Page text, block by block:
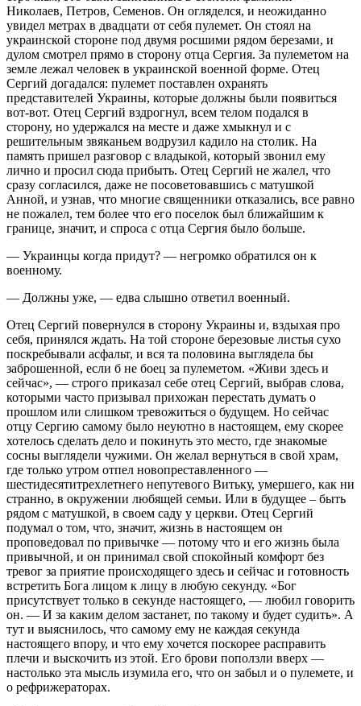
Николаев, Петров, Семенов. Он огляделся, и неожиданно
увидел метрах в двадцати от себя пулемет. Он стоял на
украинской стороне под двумя росшими рядом березами, и
дулом смотрел прямо в сторону отца Сергия. За пулеметом на
земле лежал человек в украинской военной форме. Отец
Сергий догадался: пулемет поставлен охранять
представителей Украины, которые должны были появиться
вот-вот. Отец Сергий вздрогнул, всем телом подался в
сторону, но удержался на месте и даже хмыкнул и с
решительным звяканьем водрузил кадило на столик. На
память пришел разговор с владыкой, который звонил ему
лично и просил сюда прибыть. Отец Сергий не жалел, что
сразу согласился, даже не посоветовавшись с матушкой
Анной, и узнав, что многие священники отказались, все равно
не пожалел, тем более что его поселок был ближайшим к
границе, значит, и спроса с отца Сергия было больше.
— Украинцы когда придут? — негромко обратился он к
военному.
— Должны уже, — едва слышно ответил военный.
Отец Сергий повернулся в сторону Украины и, вздыхая про
себя, принялся ждать. На той стороне березовые листья сухо
поскребывали асфальт, и вся та половина выглядела бы
заброшенной, если б не боец за пулеметом. «Живи здесь и
сейчас», — строго приказал себе отец Сергий, выбрав слова,
которыми часто призывал прихожан перестать думать о
прошлом или слишком тревожиться о будущем. Но сейчас
отцу Сергию самому было неуютно в настоящем, ему скорее
хотелось сделать дело и покинуть это место, где знакомые
сосны выглядели чужими. Он желал вернуться в свой храм,
где только утром отпел новопреставленного —
шестидесятитрехлетнего непутевого Витьку, умершего, как ни
странно, в окружении любящей семьи. Или в будущее – быть
рядом с матушкой, в своем саду у церкви. Отец Сергий
подумал о том, что, значит, жизнь в настоящем он
проповедовал по привычке — потому что и его жизнь была
привычной, и он принимал свой спокойный комфорт без
тревог за приятие происходящего здесь и сейчас и готовность
встретить Бога лицом к лицу в любую секунду. «Бог
присутствует только в секунде настоящего, — любил говорить
он. — И за каким делом застанет, по такому и будет судить». А
тут и выяснилось, что самому ему не каждая секунда
настоящего впору, и что ему хочется поскорее расправить
плечи и выскочить из этой. Его брови поползли вверх —
настолько эта мысль изумила его, что он забыл и о пулемете, и
о рефрижераторах.